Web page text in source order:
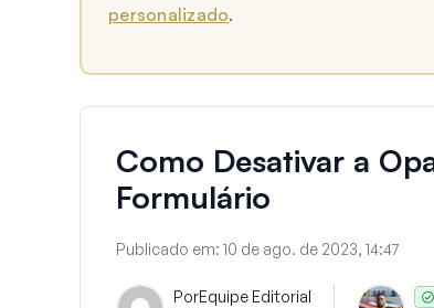
personalizado.
Como Desativar a
Formulário
Publicado em: 10 de ago. de 2023, 14:47
PorEquipe Editorial